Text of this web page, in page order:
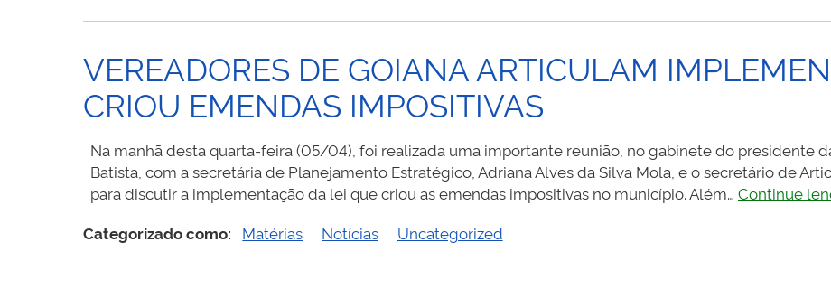
CENTENÁRIO
DE
LUIZ
GOMES
FOI
REAGENDADA
DIA
VEREADORES DE GOIANA ARTICULAM
CRIOU EMENDAS IMPOSITIVAS
Na manhã desta quarta-feira (05/04), foi realizada uma importante reunião, no gabinete do presidente
Batista, com a secretária de Planejamento Estratégico, Adriana Alves da Silva Mola, e o secretário de
para discutir a implementação da lei que criou as emendas impositivas no município. Além… Continue
Categorizado como: Matérias Notícias Uncategorized